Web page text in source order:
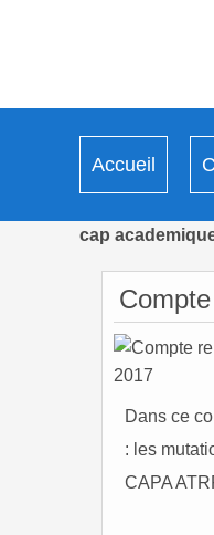
Accueil
cap
Dans ce
: les
CAPA